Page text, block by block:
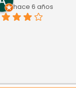
hace 6 años